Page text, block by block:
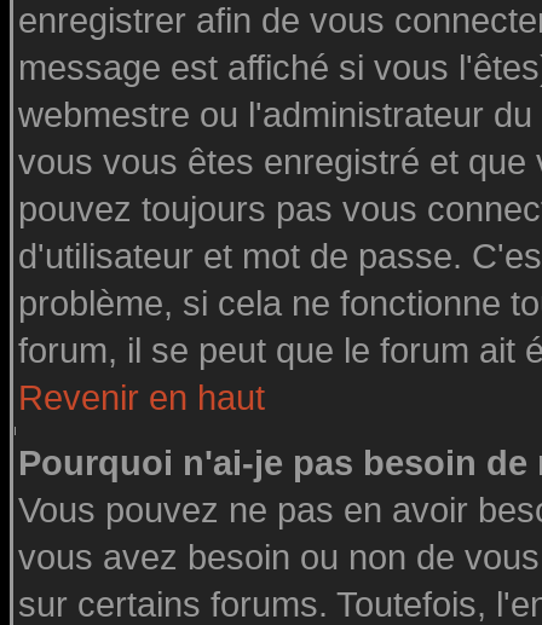
enregistrer afin de vous
message est affiché si vous
webmestre ou l'administrateur
vous vous êtes enregistré et
pouvez toujours pas vous
d'utilisateur et mot de passe.
problème, si cela ne fonctionne
forum, il se peut que le forum ait
Revenir en haut
Pourquoi n'ai-je pas besoin
Vous pouvez ne pas en avoir
vous avez besoin ou non de
sur certains forums. Toutefois,